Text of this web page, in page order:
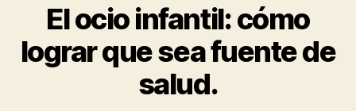
El ocio infantil: cómo
lograr que sea fuente de
salud.